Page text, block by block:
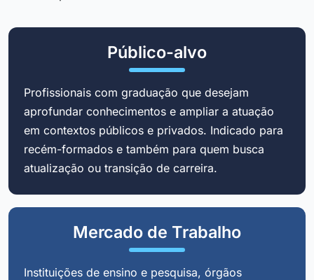
Público-alvo
Profissionais com graduação que desejam
aprofundar conhecimentos e ampliar a atuação
em contextos públicos e privados. Indicado para
recém-formados e também para quem busca
atualização ou transição de carreira.
Mercado de Trabalho
Instituições de ensino e pesquisa, órgãos